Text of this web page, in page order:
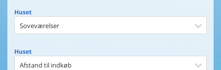
Huset
Soveværelser
Huset
Afstand til indkøb